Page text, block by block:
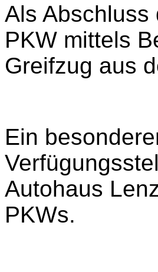
Als
PKW mittels
Greifzug aus
Ein
Autohaus
PKWs.